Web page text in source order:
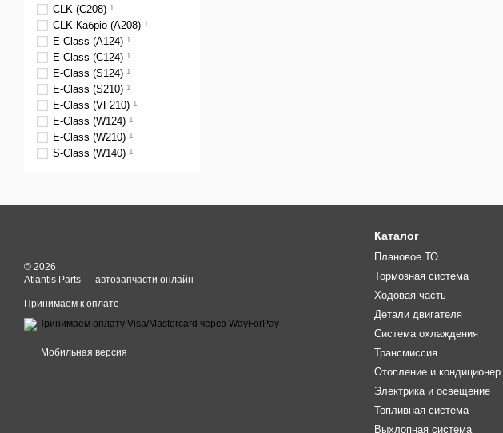
CLK (C208) 1
CLK Кабріо (A208) 1
E-Class (A124) 1
E-Class (C124) 1
E-Class (S124) 1
E-Class (S210) 1
E-Class (VF210) 1
E-Class (W124) 1
E-Class (W210) 1
S-Class (W140) 1
© 2026
Atlantis Parts — автозапчасти онлайн
Принимаем к оплате
Мобильная версия
Каталог
Плановое ТО
Тормозная система
Ходовая часть
Детали двигателя
Система охлаждения
Трансмиссия
Отопление и кондиционер
Электрика и освещение
Топливная система
Выхлопная система